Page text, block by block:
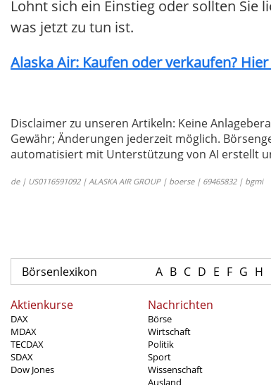
Lohnt sich ein Einstieg oder sollten Sie
was jetzt zu tun ist.
Alaska Air: Kaufen oder verkaufen?
Disclaimer zu unseren Artikeln: Keine
Gewähr; Änderungen jederzeit möglich.
automatisiert mit Unterstützung von AI erstellt
de | US0116591092 | ALASKA AIR GROUP | boerse | 69465832 | bgmi
Börsenlexikon A B C D E F G H
Aktienkurse
DAX
MDAX
TECDAX
SDAX
Dow Jones
Nachrichten
Börse
Wirtschaft
Politik
Sport
Wissenschaft